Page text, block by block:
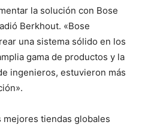
la solución con Bose
Berkhout. «Bose
una sistema sólido en los
gama de productos y la
ingenieros, estuvieron más
mejores tiendas globales